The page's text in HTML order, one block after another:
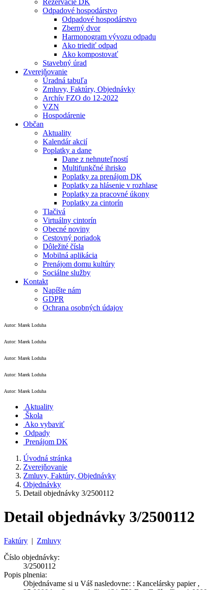
Rezervácie DK
Odpadové hospodárstvo
Odpadové hospodárstvo
Zberný dvor
Harmonogram vývozu odpadu
Ako triediť odpad
Ako kompostovať
Stavebný úrad
Zverejňovanie
Úradná tabuľa
Zmluvy, Faktúry, Objednávky
Archív FZO do 12-2022
VZN
Hospodárenie
Občan
Aktuality
Kalendár akcií
Poplatky a dane
Dane z nehnuteľností
Multifunkčné ihrisko
Poplatky za prenájom DK
Poplatky za hlásenie v rozhlase
Poplatky za pracovné úkony
Poplatky za cintorín
Tlačivá
Virtuálny cintorín
Obecné noviny
Cestovný poriadok
Dôležité čísla
Mobilná aplikácia
Prenájom domu kultúry
Sociálne služby
Kontakt
Napíšte nám
GDPR
Ochrana osobných údajov
Autor: Marek Loduha
Autor: Marek Loduha
Autor: Marek Loduha
Autor: Marek Loduha
Autor: Marek Loduha
Aktuality
Škola
Ako vybaviť
Odpady
Prenájom DK
Úvodná stránka
Zverejňovanie
Zmluvy, Faktúry, Objednávky
Objednávky
Detail objednávky 3/2500112
Detail objednávky 3/2500112
Faktúry | Zmluvy
Číslo objednávky:
3/2500112
Popis plnenia:
Objednávame si u Váš nasledovne: : Kancelársky papier ,